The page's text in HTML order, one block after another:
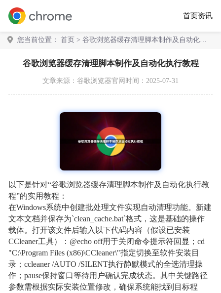
首页资讯
您当前位置： 首页 > 谷歌浏览器缓存清理脚本制作及自动化执
谷歌浏览器缓存清理脚本制作及自动化执行教程
文章来源： 谷歌浏览器官网 时间：2025-07-31
以下是针对“谷歌浏览器缓存清理脚本制作及自动化执行教
程”的实用教程：
在Windows系统中创建批处理文件实现自动清理功能。新建
文本文档并保存为`clean_cache.bat`格式，这是基础的操作
载体。打开该文件后输入以下代码内容（假设已安装
CCleaner工具）：@echo off用于关闭命令提示符回显；cd
"C:\Program Files (x86)\CCleaner\"指定切换至软件安装目
录；ccleaner /AUTO /SILENT执行静默模式的全选清理操
作；pause保持窗口等待用户确认完成状态。其中关键路径
参数需根据实际安装位置修改，确保系统能找到目标程